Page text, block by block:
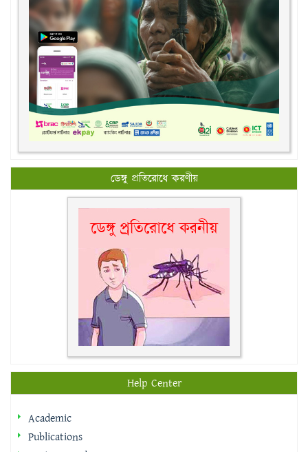
ডেঙ্গু প্রতিরোধে করণীয়
Help Center
Academic
Publications